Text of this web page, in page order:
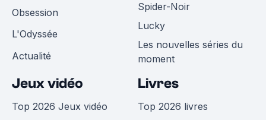
Obsession
L'Odyssée
Actualité
Spider-Noir
Lucky
Les nouvelles séries du
moment
Jeux vidéo
Top 2026 Jeux vidéo
Livres
Top 2026 livres